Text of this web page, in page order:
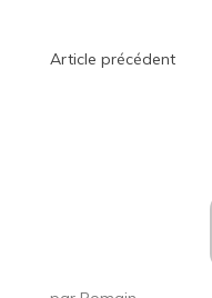
Article précédent